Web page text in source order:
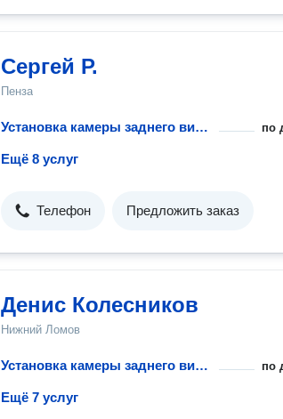
Сергей Р.
Пенза
Установка камеры заднего вида на автомобиль по
Ещё 8 услуг
Телефон Предложить заказ
Денис Колесников
Нижний Ломов
Установка камеры заднего вида на автомобиль по
Ещё 7 услуг